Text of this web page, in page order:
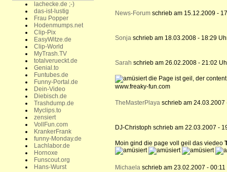
lachecke.de ;-)
das-ist-lustig
Frau Popper
Hodenmumps.net
Clip-Pix
EasyWitze.de
Clip-World
MyTrash.TV
totalverueckt.de
Genial.to
Funtubes.de
Funny-Portal.de
Dein-Video
Diebisch.de
Trashdump.de
Myclips.to
zensiert
VollFun.com
KrankerFrank
funny-Monday.de
Lachlabor.de
Hornoxe
Funscout.org
Hans-Wurst
News-Forumschrieb am 15.12.2009 -
Sonjaschrieb am 18.03.2008 - 18:29
Sarah schrieb am 26.02.2008 - 21:02
die Page ist geil, der
www.freaky-fun.com
TheMasterPlayaschrieb am 24.03.2007
DJ-Christoph schrieb am 22.03.2007 -
Moin gind die page voll geil das viedeo
Michaelaschrieb am 23.02.2007 - 00:11